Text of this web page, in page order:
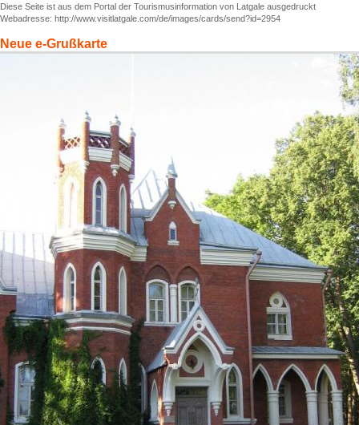
Diese Seite ist aus dem Portal der Tourismusinformation von Latgale ausgedruckt
Webadresse: http://www.visitlatgale.com/de/images/cards/send?id=2954
Neue e-Grußkarte